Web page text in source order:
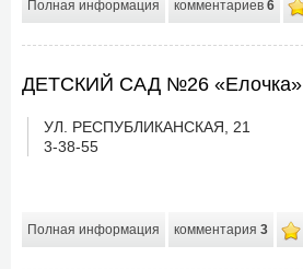
Полная информация комментариев 6
ДЕТСКИЙ САД №26 «Елочка»
УЛ. РЕСПУБЛИКАНСКАЯ, 21
3-38-55
Полная информация комментария 3